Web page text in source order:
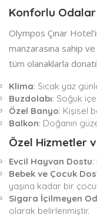
Konforlu Odalar
Olympos Çınar
manzarasına sahip
tüm olanaklarla
Klima: Sıcak yaz
Buzdolabı: Soğuk
Özel Banyo: Kişisel
Balkon: Doğanın
Özel Hizmetler
Evcil Hayvan Dostu:
Bebek ve Çocuk
yaşına kadar bir
Sigara İçilmeyen
olarak belirlenmiştir.